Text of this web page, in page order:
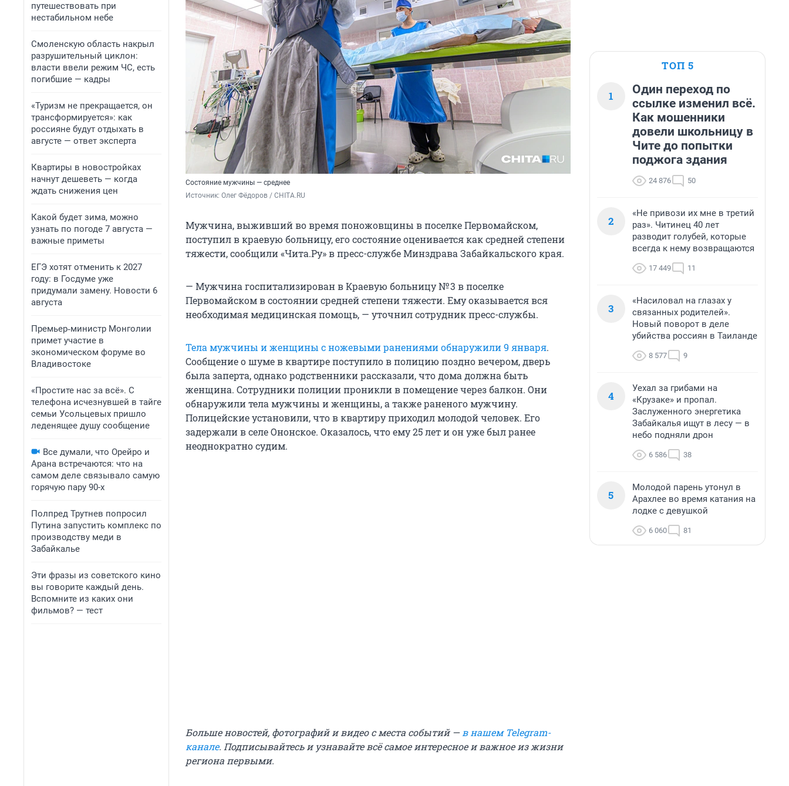
путешествовать при
нестабильном небе
Смоленскую область накрыл
разрушительный циклон:
власти ввели режим ЧС, есть
погибшие — кадры
«Туризм не прекращается, он
трансформируется»: как
россияне будут отдыхать в
августе — ответ эксперта
Квартиры в новостройках
начнут дешеветь — когда
ждать снижения цен
Какой будет зима, можно
узнать по погоде 7 августа —
важные приметы
ЕГЭ хотят отменить к 2027
году: в Госдуме уже
придумали замену. Новости 6
августа
Премьер‑министр Монголии
примет участие в
экономическом форуме во
Владивостоке
«Простите нас за всё». С
телефона исчезнувшей в тайге
семьи Усольцевых пришло
леденящее душу сообщение
Все думали, что Орейро и
Арана встречаются: что на
самом деле связывало самую
горячую пару 90-х
Полпред Трутнев попросил
Путина запустить комплекс по
производству меди в
Забайкалье
Эти фразы из советского кино
вы говорите каждый день.
Вспомните из каких они
фильмов? — тест
Состояние мужчины — среднее
Источник: Олег Фёдоров / CHITA.RU
Мужчина, выживший во время поножовщины в поселке Первомайском,
поступил в краевую больницу, его состояние оценивается как средней степени
тяжести, сообщили «Чита.Ру» в пресс-службе Минздрава Забайкальского края.
— Мужчина госпитализирован в Краевую больницу № 3 в поселке
Первомайском в состоянии средней степени тяжести. Ему оказывается вся
необходимая медицинская помощь, — уточнил сотрудник пресс-службы.
Тела мужчины и женщины с ножевыми ранениями обнаружили 9 января.
Сообщение о шуме в квартире поступило в полицию поздно вечером, дверь
была заперта, однако родственники рассказали, что дома должна быть
женщина. Сотрудники полиции проникли в помещение через балкон. Они
обнаружили тела мужчины и женщины, а также раненого мужчину.
Полицейские установили, что в квартиру приходил молодой человек. Его
задержали в селе Ононское. Оказалось, что ему 25 лет и он уже был ранее
неоднократно судим.
Больше новостей, фотографий и видео с места событий — в нашем Telegram-
канале. Подписывайтесь и узнавайте всё самое интересное и важное из жизни
региона первыми.
ТОП 5
1
Один переход по
ссылке изменил всё.
Как мошенники
довели школьницу в
Чите до попытки
поджога здания
24 876 50
2
«Не привози их мне в третий
раз». Читинец 40 лет
разводит голубей, которые
всегда к нему возвращаются
17 449 11
3
«Насиловал на глазах у
связанных родителей».
Новый поворот в деле
убийства россиян в Таиланде
8 577 9
4
Уехал за грибами на
«Крузаке» и пропал.
Заслуженного энергетика
Забайкалья ищут в лесу — в
небо подняли дрон
6 586 38
5
Молодой парень утонул в
Арахлее во время катания на
лодке с девушкой
6 060 81